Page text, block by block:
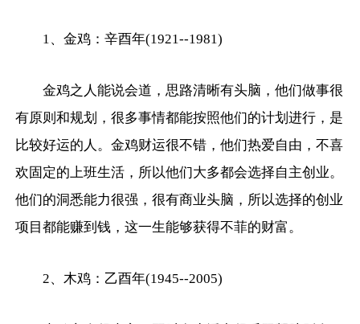
1、金鸡：辛酉年(1921--1981)
金鸡之人能说会道，思路清晰有头脑，他们做事很
有原则和规划，很多事情都能按照他们的计划进行，是
比较好运的人。金鸡财运很不错，他们热爱自由，不喜
欢固定的上班生活，所以他们大多都会选择自主创业。
他们的洞悉能力很强，很有商业头脑，所以选择的创业
项目都能赚到钱，这一生能够获得不菲的财富。
2、木鸡：乙酉年(1945--2005)